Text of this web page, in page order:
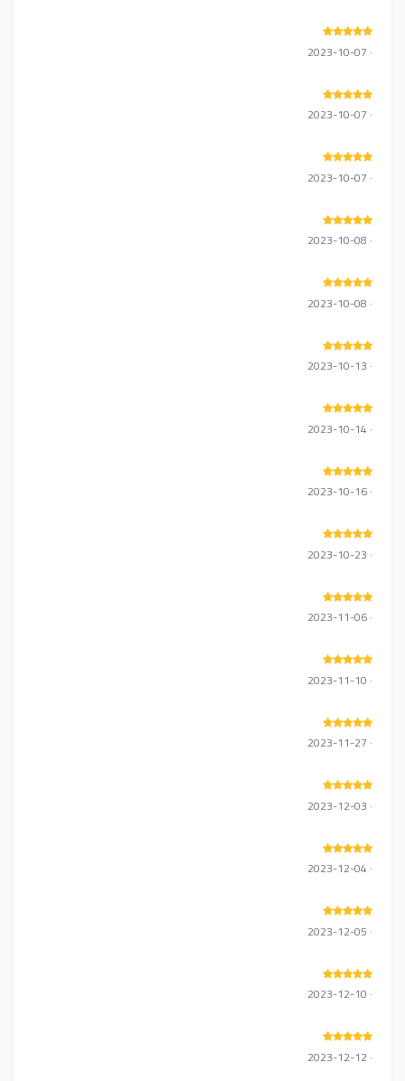
· 2023-10-07
· 2023-10-07
· 2023-10-07
· 2023-10-08
· 2023-10-08
· 2023-10-13
· 2023-10-14
· 2023-10-16
· 2023-10-23
· 2023-11-06
· 2023-11-10
· 2023-11-27
· 2023-12-03
· 2023-12-04
· 2023-12-05
· 2023-12-10
· 2023-12-12